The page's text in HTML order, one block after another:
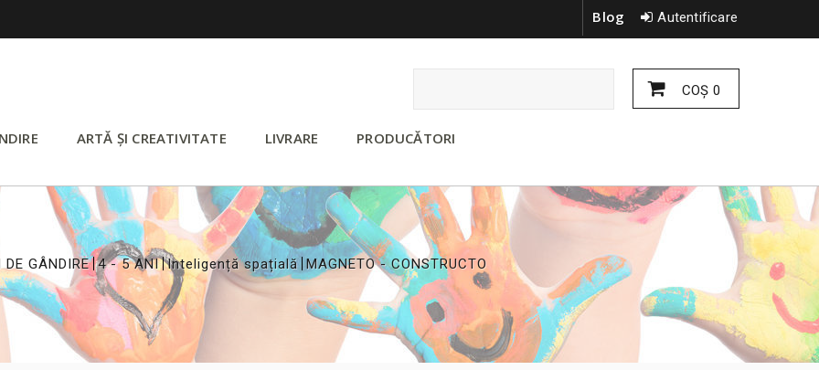
Autentificare
Blog
COŞ 0
ARTĂ ȘI CREATIVITATE LIVRARE PRODUCĂTORI
DE GÂNDIRE
>
4 - 5 ANI
>
Inteligență spațială
>
MAGNETO - CONSTRUCTO